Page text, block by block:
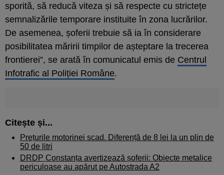
sporită, să reducă viteza și să respecte cu strictețe
semnalizările temporare instituite în zona lucrărilor.
De asemenea, șoferii trebuie să ia în considerare
posibilitatea măririi timpilor de așteptare la trecerea
frontierei”, se arată în comunicatul emis de Centrul
Infotrafic al Poliției Române.
Citește și...
Prețurile motorinei scad. Diferență de 8 lei la un plin de
50 de litri
DRDP Constanța avertizează șoferii: Obiecte metalice
periculoase au apărut pe Autostrada A2